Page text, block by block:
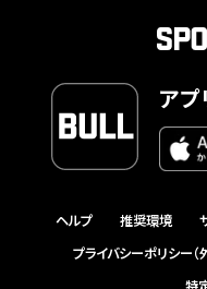
アプ
ヘルプ 推奨環境
プライバシーポリシー